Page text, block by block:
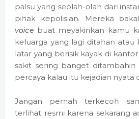
palsu yang seolah-olah dari
pihak kepolisian. Mereka
voice buat meyakinkan kamu
keluarga yang lagi ditahan atau
latar yang berisik kayak di
sakit sering banget
percaya kalau itu kejadian nyata
Jangan pernah terkecoh
terlihat resmi karena sekarang